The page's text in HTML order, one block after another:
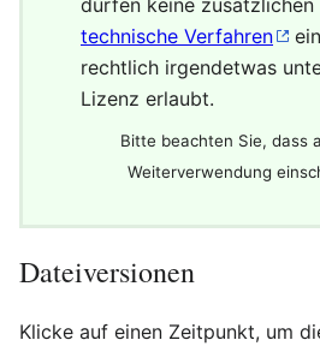
dürfen keine zusätzlichen
technische Verfahren
rechtlich irgendetwas
Lizenz erlaubt.
Bitte beachten Sie, dass
Weiterverwendung
Dateiversionen
Klicke auf einen Zeitpunkt, um